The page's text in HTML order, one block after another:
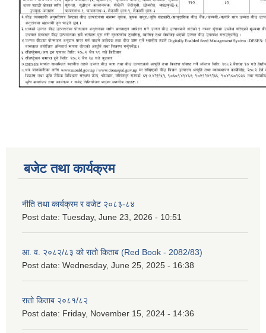
बजेट तथा कार्यक्रम
नीति तथा कार्यक्रम र वजेट २०८३-८४
Post date: Tuesday, June 23, 2026 - 10:51
आ. व. २०८२/८३ को रातो किताब (Red Book - 2082/83)
Post date: Wednesday, June 25, 2025 - 16:38
रातो किताब २०८१/८२
Post date: Friday, November 15, 2024 - 14:36